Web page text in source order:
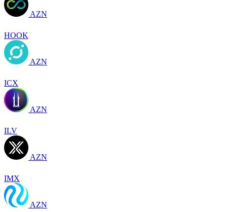
AZN
HOOK
AZN
ICX
AZN
ILV
AZN
IMX
AZN